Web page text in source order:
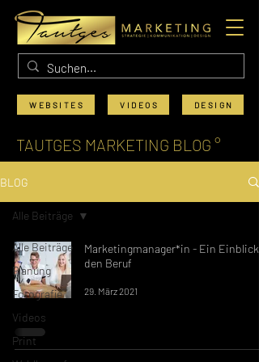
WEBSITES VIDEOS DESIGN
TAUTGES MARKETING BLOG °
BLOG
Alle Beiträge
Planung
Fotografie
Videos
Print
Alle Beiträge
Marketingmanager*in - Ein Einblick
den Beruf
29. März 2021